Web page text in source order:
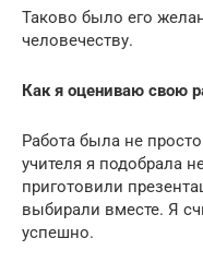
Таково было его
человечеству.
Как я оцениваю свою
Работа была не
учителя я подобрала
приготовили
выбирали вместе. Я
успешно.